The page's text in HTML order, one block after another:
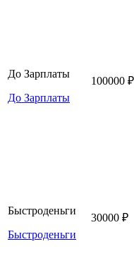
До Зарплаты
До Зарплаты
100000 ₽
Быстроденьги
Быстроденьги
30000 ₽